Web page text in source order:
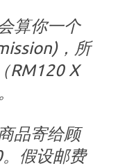
算你一个
，所
RM120 X
品寄给顾
假设邮费